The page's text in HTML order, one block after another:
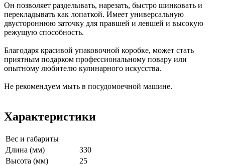
Он позволяет разделывать, нарезать, быстро шинковать и
перекладывать как лопаткой. Имеет универсальную
двустороннюю заточку для правшей и левшей и высокую
режущую способность.
Благодаря красивой упаковочной коробке, может стать
приятным подарком профессиональному повару или
опытному любителю кулинарного искусства.
Не рекомендуем мыть в посудомоечной машине.
Характеристики
Вес и габариты
Длина (мм)
330
Высота (мм)
25